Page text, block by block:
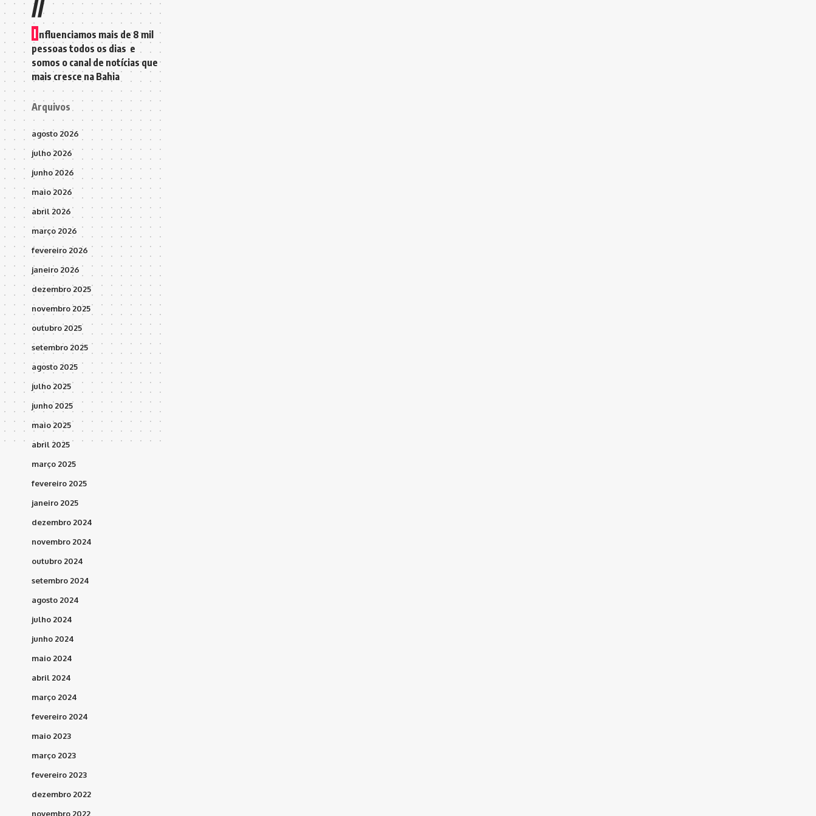
I nfluenciamos mais de 8 mil
pessoas todos os dias e
somos o canal de notícias que
mais cresce na Bahia
Arquivos
agosto 2026
julho 2026
junho 2026
maio 2026
abril 2026
março 2026
fevereiro 2026
janeiro 2026
dezembro 2025
novembro 2025
outubro 2025
setembro 2025
agosto 2025
julho 2025
junho 2025
maio 2025
abril 2025
março 2025
fevereiro 2025
janeiro 2025
dezembro 2024
novembro 2024
outubro 2024
setembro 2024
agosto 2024
julho 2024
junho 2024
maio 2024
abril 2024
março 2024
fevereiro 2024
maio 2023
março 2023
fevereiro 2023
dezembro 2022
novembro 2022